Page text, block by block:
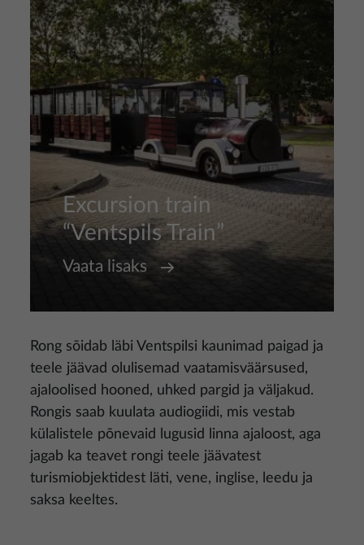
Excursion train
“Ventspils Train”
Vaata lisaks
Rong sõidab läbi Ventspilsi kaunimad paigad ja
teele jäävad olulisemad vaatamisväärsused,
ajaloolised hooned, uhked pargid ja väljakud.
Rongis saab kuulata audiogiidi, mis vestab
külalistele põnevaid lugusid linna ajaloost, aga
jagab ka teavet rongi teele jäävatest
turismiobjektidest läti, vene, inglise, leedu ja
saksa keeltes.